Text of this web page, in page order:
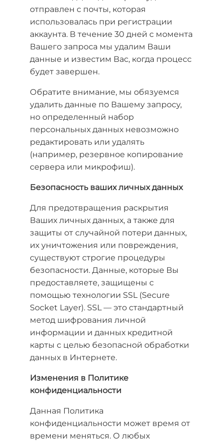
отправлен с почты, которая
использовалась при регистрации
аккаунта. В течение 30 дней с момента
Вашего запроса мы удалим Ваши
данные и известим Вас, когда процесс
будет завершен.
Обратите внимание, мы обязуемся
удалить данные по Вашему запросу,
но определенный набор
персональных данных невозможно
редактировать или удалять
(например, резервное копирование
сервера или микрофиш).
Безопасность ваших личных данных
Для предотвращения раскрытия
Ваших личных данных, а также для
защиты от случайной потери данных,
их уничтожения или повреждения,
существуют строгие процедуры
безопасности. Данные, которые Вы
предоставляете, защищены с
помощью технологии SSL (Secure
Socket Layer). SSL — это стандартный
метод шифрования личной
информации и данных кредитной
карты с целью безопасной обработки
данных в Интернете.
Изменения в Политике
конфиденциальности
Данная Политика
конфиденциальности может время от
времени меняться. О любых